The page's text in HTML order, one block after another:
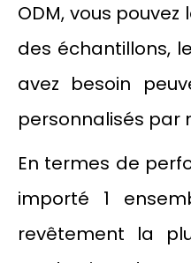
ODM, vous
des échantillons,
avez besoin
personnalisés par
En termes de
importé 1
revêtement la